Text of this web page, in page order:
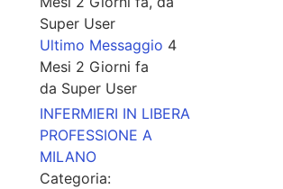
Super User
Ultimo Messaggio 4
Mesi 2 Giorni fa
da Super User
INFERMIERI IN LIBERA
PROFESSIONE A
MILANO
Categoria: